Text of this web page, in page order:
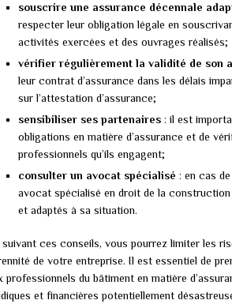
souscrire une assurance décennale
respecter leur obligation légale en
activités exercées et des ouvrages réalisés;
vérifier régulièrement la validité de son
leur contrat d’assurance dans les délais
sur l’attestation d’assurance;
sensibiliser ses partenaires : il est
obligations en matière d’assurance et de
professionnels qu’ils engagent;
consulter un avocat spécialisé : en cas
avocat spécialisé en droit de la
et adaptés à sa situation.
suivant ces conseils, vous pourrez limiter les
de votre entreprise. Il est essentiel de
professionnels du bâtiment en matière
et financières potentiellement